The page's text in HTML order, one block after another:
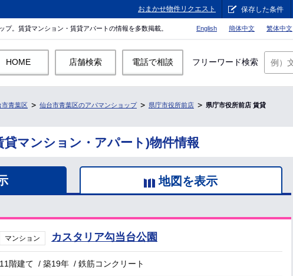
おまかせ物件リクエスト 保存した条件
。賃貸マンション・賃貸アパートの情報を多数掲載。 English 簡体中文 繁体中文
HOME 店舗検索 電話で相談 フリーワード検索
市青葉区 仙台市青葉区のアパマンショップ 県庁市役所前店 県庁市役所前店 賃貸
貸マンション・アパート)物件情報
地図を表示
マンション カスタリア勾当台公園
11階建て /築19年 /鉄筋コンクリート